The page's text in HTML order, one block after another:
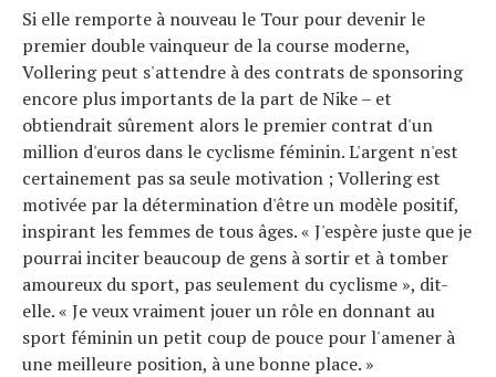
Si elle remporte à nouveau le Tour pour devenir le
premier double vainqueur de la course moderne,
Vollering peut s'attendre à des contrats de sponsoring
encore plus importants de la part de Nike – et
obtiendrait sûrement alors le premier contrat d'un
million d'euros dans le cyclisme féminin. L'argent n'est
certainement pas sa seule motivation ; Vollering est
motivée par la détermination d'être un modèle positif,
inspirant les femmes de tous âges. « J'espère juste que je
pourrai inciter beaucoup de gens à sortir et à tomber
amoureux du sport, pas seulement du cyclisme », dit-
elle. « Je veux vraiment jouer un rôle en donnant au
sport féminin un petit coup de pouce pour l'amener à
une meilleure position, à une bonne place. »